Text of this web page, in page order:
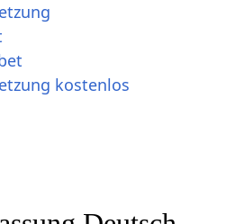
kostenlos